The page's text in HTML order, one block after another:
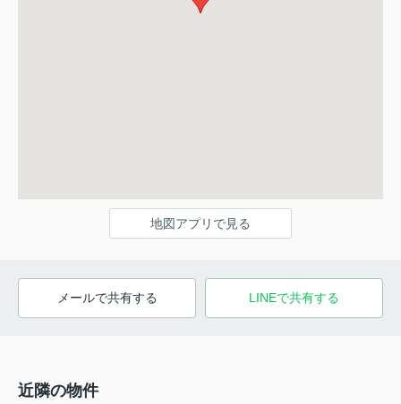
地図アプリで見る
メールで共有する LINEで共有する
近隣の物件